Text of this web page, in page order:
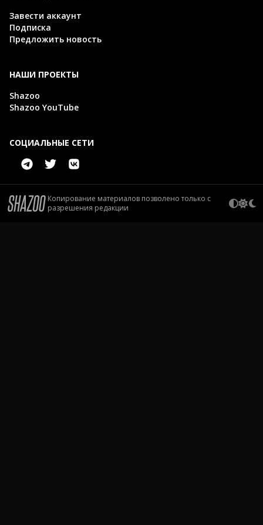
Завести аккаунт
Подписка
Предложить новость
НАШИ ПРОЕКТЫ
Shazoo
Shazoo YouTube
СОЦИАЛЬНЫЕ СЕТИ
Копирование материалов позволено только с
разрешения редакции